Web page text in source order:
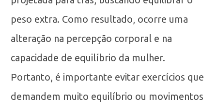
peso extra. Como resultado, ocorre uma
alteração na percepção corporal e na
capacidade de equilíbrio da mulher.
Portanto, é importante evitar exercícios que
demandem muito equilíbrio ou movimentos